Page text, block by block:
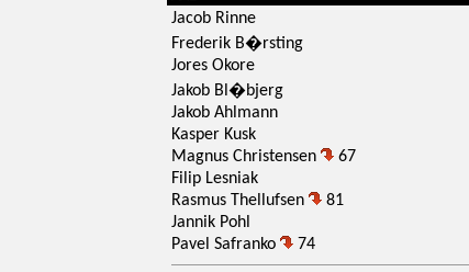
Jacob Rinne
Frederik B�rsting
Jores Okore
Jakob Bl�bjerg
Jakob Ahlmann
Kasper Kusk
Magnus Christensen
67
Filip Lesniak
Rasmus Thellufsen
81
Jannik Pohl
Pavel Safranko
74